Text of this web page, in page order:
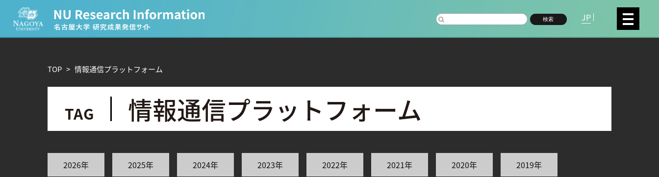
検索 JP
CATEGORY
環境学 生物学
人文学
TAG
理学研究科 (219) 工学研究科 (211) 医学系研究科 (177) 生命農学研究科 (116) トランスフォーマティブ生命分子研究所 (75) 環境学研究科 (66)
TOP > 情報通信プラッ トフ ォーム
TAG 情報通信プラッ トフォーム
2026年 2025年 2024年 2023年 2022年 2021年 2020年 2019年